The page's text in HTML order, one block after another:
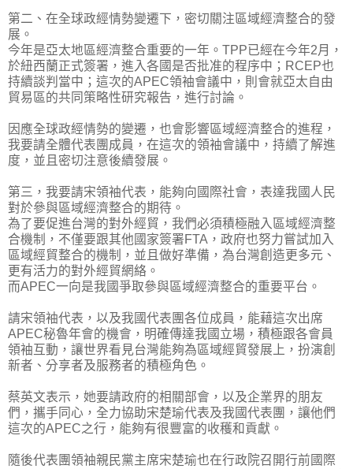
第二、在全球政經情勢變遷下，密切關注區域經濟整合的發
展。
今年是亞太地區經濟整合重要的一年。TPP已經在今年2月，
於紐西蘭正式簽署，進入各國是否批准的程序中；RCEP也
持續談判當中；這次的APEC領袖會議中，則會就亞太自由
貿易區的共同策略性研究報告，進行討論。
因應全球政經情勢的變遷，也會影響區域經濟整合的進程，
我要請全體代表團成員，在這次的領袖會議中，持續了解進
度，並且密切注意後續發展。
第三，我要請宋領袖代表，能夠向國際社會，表達我國人民
對於參與區域經濟整合的期待。
為了要促進台灣的對外經貿，我們必須積極融入區域經濟整
合機制，不僅要跟其他國家簽署FTA，政府也努力嘗試加入
區域經貿整合的機制，並且做好準備，為台灣創造更多元、
更有活力的對外經貿網絡。
而APEC一向是我國爭取參與區域經濟整合的重要平台。
請宋領袖代表，以及我國代表團各位成員，能藉這次出席
APEC秘魯年會的機會，明確傳達我國立場，積極跟各會員
領袖互動，讓世界看見台灣能夠為區域經貿發展上，扮演創
新者、分享者及服務者的積極角色。
蔡英文表示，她要請政府的相關部會，以及企業界的朋友
們，攜手同心，全力協助宋楚瑜代表及我國代表團，讓他們
這次的APEC之行，能夠有很豐富的收穫和貢獻。
隨後代表團領袖親民黨主席宋楚瑜也在行政院召開行前國際